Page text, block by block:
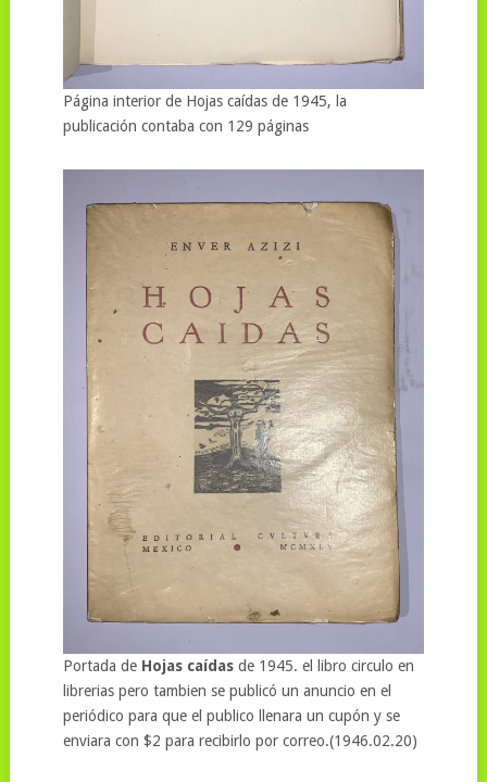
Página interior de Hojas caídas de 1945, la
publicación contaba con 129 páginas
Portada de Hojas caídasde 1945. el libro circulo en
librerias pero tambien se publicó un anuncio en el
periódico para que el publico llenara un cupón y se
enviara con $2 para recibirlo por correo.(1946.02.20)